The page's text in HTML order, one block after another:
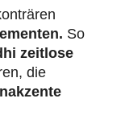
So
zeitlose
die